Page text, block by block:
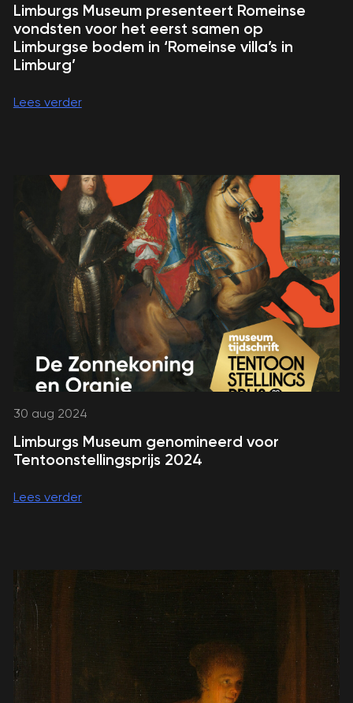
Limburgs Museum presenteert Romeinse
vondsten voor het eerst samen op
Limburgse bodem in ‘Romeinse villa’s in
Limburg’
Lees verder
30 aug 2024
Limburgs Museum genomineerd voor
Tentoonstellingsprijs 2024
Lees verder